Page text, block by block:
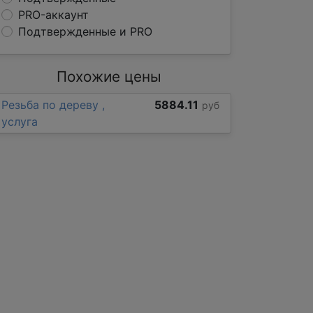
PRO-аккаунт
Подтвержденные и PRO
Похожие цены
Резьба по дереву ,
услуга
5884.11 руб